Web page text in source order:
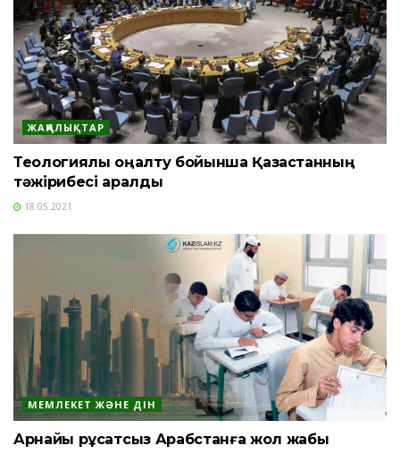
ЖАҢАЛЫҚТАР
Теологиялық оңалту бойынша Қазақстанның
тәжірибесі қаралды
18.05.2021
МЕМЛЕКЕТ ЖӘНЕ ДІН
Арнайы рұқсатсыз Арабстанға жол жабық